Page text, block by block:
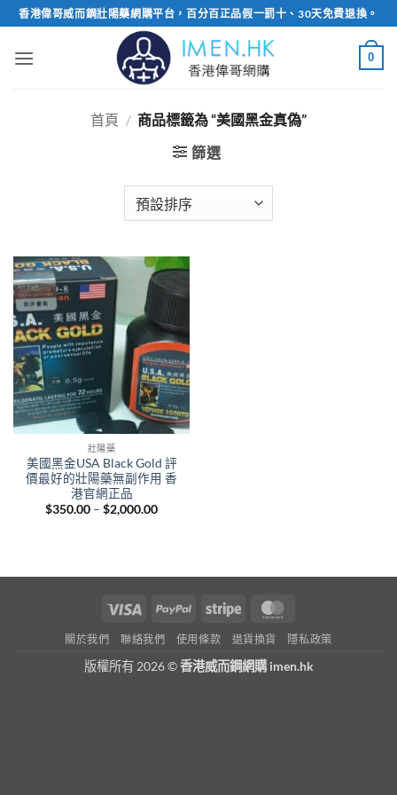
Skip
to
content
香港偉哥威而鋼壯陽藥網購平台，百分百正品假一罰十、30天免費退換。
0
首頁 / 商品標籤為 “美國黑金真偽”
篩選
壯陽藥
美國黑金USA Black Gold 評
價最好的壯陽藥無副作用 香
港官網正品
$350.00 – $2,000.00Price
Visa PayPal Stripe
關於我們 聯絡我們 使用條款 退貨換貨 隱私政策
版權所有 2026 ©香港威而鋼網購 imen.hk